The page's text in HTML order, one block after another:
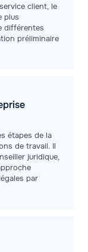
client, le
plus
différentes
préliminaire
étapes de la
de travail. Il
juridique,
par